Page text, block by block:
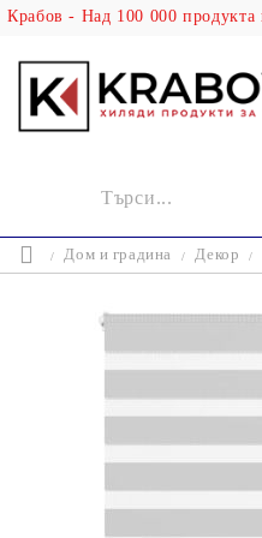
Дом и градина Декор